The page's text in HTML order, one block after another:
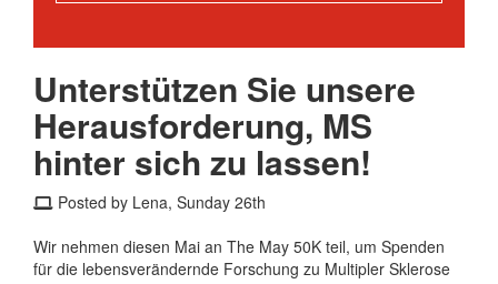
Unterstützen Sie unsere
Herausforderung, MS
hinter sich zu lassen!
Posted by Lena, Sunday 26th
Wir nehmen diesen Mai an The May 50K teil, um Spenden
für die lebensverändernde Forschung zu Multipler Sklerose